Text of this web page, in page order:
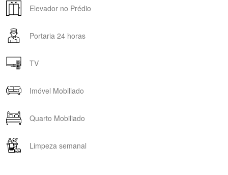
Elevador no Prédio
Portaria 24 horas
TV
Imóvel Mobiliado
Quarto Mobiliado
Limpeza semanal